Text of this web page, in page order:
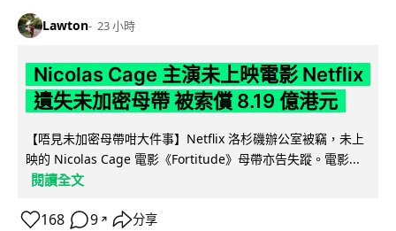
Lawton 23 小時
Nicolas Cage 主演未上映電影 Netflix
遺失未加密母帶 被索償 8.19 億港元
【唔見未加密母帶咁大件事】Netflix 洛杉磯辦公室被竊，未上
映的 Nicolas Cage 電影《Fortitude》母帶亦告失蹤。電影...
閱讀全文
168 9 ↗ 分享